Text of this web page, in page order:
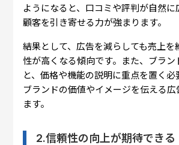
ようになると、口コミや評判が自然に
顧客を引き寄せる力が強まります。
結果として、広告を減らしても売上を
性が高くなる傾向です。また、ブラン
と、価格や機能の説明に重点を置く必
ブランドの価値やイメージを伝える広
ます。
2.信頼性の向上が期待できる